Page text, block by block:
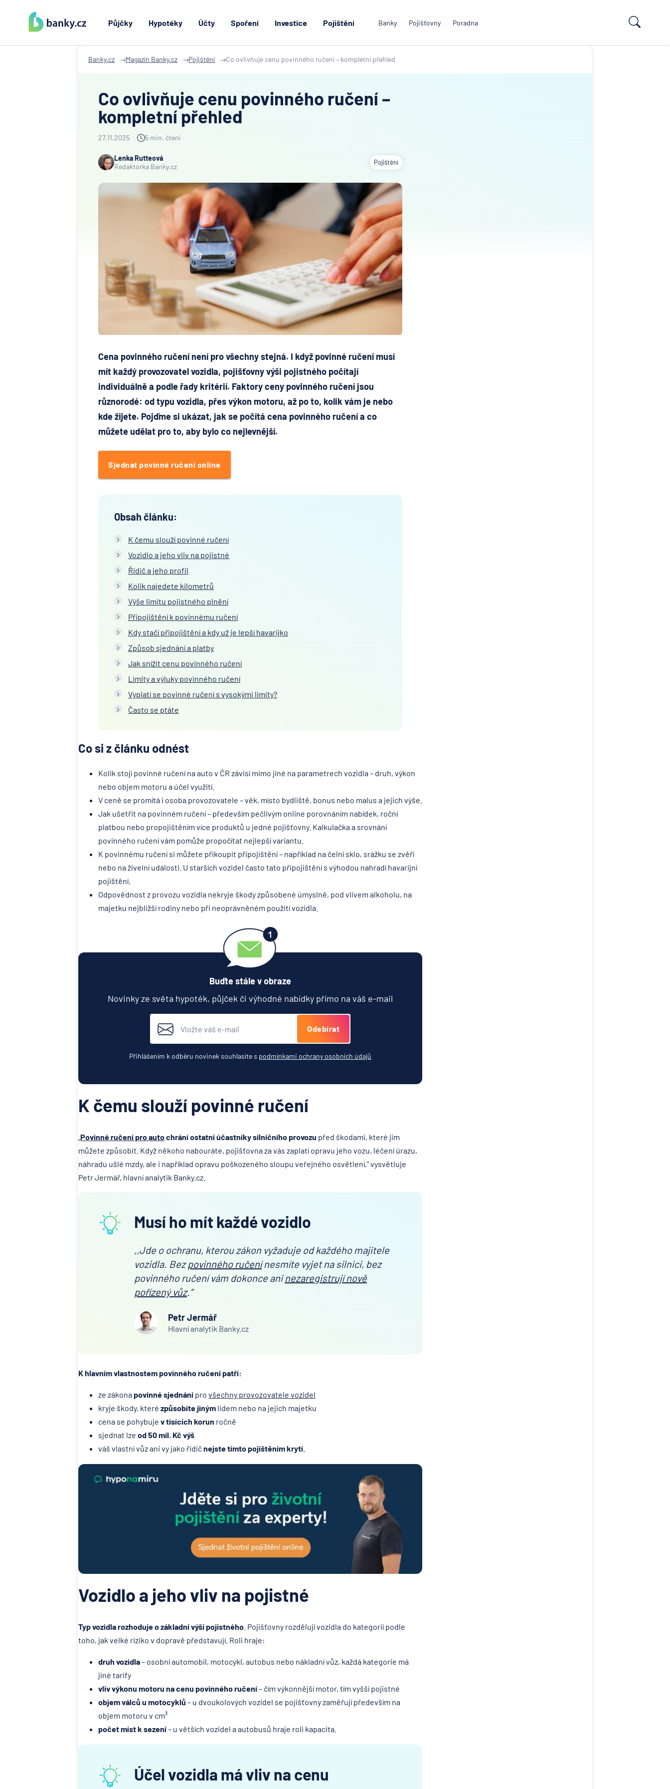
Půjčky Hypotéky Účty Spoření Investice Pojištění Banky Pojišťovny Poradna
Banky.cz Magazín Banky.cz Pojištění Co ovlivňuje cenu povinného ručení – kompletní přehled
Co ovlivňuje cenu povinného ručení –
kompletní přehled
27.11.2025 5 min. čtení
Lenka Rutteová
Redaktorka Banky.cz
Pojištění
Cena povinného ručení není pro všechny stejná. I když povinné ručení musí
mít každý provozovatel vozidla, pojišťovny výši pojistného počítají
individuálně a podle řady kritérií. Faktory ceny povinného ručení jsou
různorodé: od typu vozidla, přes výkon motoru, až po to, kolik vám je nebo
kde žijete. Pojďme si ukázat, jak se počítá cena povinného ručení a co
můžete udělat pro to, aby bylo co nejlevnější.
Sjednat povinné ručení online
Obsah článku:
K čemu slouží povinné ručení
Vozidlo a jeho vliv na pojistné
Řidič a jeho profil
Kolik najedete kilometrů
Výše limitu pojistného plnění
Připojištění k povinnému ručení
Kdy stačí připojištění a kdy už je lepší havarijko
Způsob sjednání a platby
Jak snížit cenu povinného ručení
Limity a výluky povinného ručení
Vyplatí se povinné ručení s vysokými limity?
Často se ptáte
Co si z článku odnést
Kolik stojí povinné ručení na auto v ČR závisí mimo jiné na parametrech vozidla – druh, výkon
nebo objem motoru a účel využití.
V ceně se promítá i osoba provozovatele – věk, místo bydliště, bonus nebo malus a jejich výše.
Jak ušetřit na povinném ručení – především pečlivým online porovnáním nabídek, roční
platbou nebo propojištěním více produktů u jedné pojišťovny. Kalkulačka a srovnání
povinného ručení vám pomůže propočítat nejlepší variantu.
K povinnému ručení si můžete přikoupit připojištění – například na čelní sklo, srážku se zvěří
nebo na živelní události. U starších vozidel často tato připojištění s výhodou nahradí havarijní
pojištění.
Odpovědnost z provozu vozidla nekryje škody způsobené úmyslně, pod vlivem alkoholu, na
majetku nejbližší rodiny nebo při neoprávněném použití vozidla.
Buďte stále v obraze
Novinky ze světa hypoték, půjček či výhodné nabídky přímo na váš e-mail
Odebírat
Přihlášením k odběru novinek souhlasíte s podmínkami ochrany osobních údajů
K čemu slouží povinné ručení
„Povinné ručení pro autochrání ostatní účastníky silničního provozu před škodami, které jim
můžete způsobit. Když někoho nabouráte, pojišťovna za vás zaplatí opravu jeho vozu, léčení úrazu,
náhradu ušlé mzdy, ale i například opravu poškozeného sloupu veřejného osvětlení," vysvětluje
Petr Jermář, hlavní analytik Banky.cz.
Musí ho mít každé vozidlo
,,Jde o ochranu, kterou zákon vyžaduje od každého majitele
vozidla. Bezpovinného ručenínesmíte vyjet na silnici, bez
povinného ručení vám dokonce aninezaregistrují nově
pořízený vůz.”
Petr Jermář
Hlavní analytik Banky.cz
K hlavním vlastnostem povinného ručení patří:
ze zákona povinné sjednání pro všechny provozovatele vozidel
kryje škody, které způsobíte jiným lidem nebo na jejich majetku
cena se pohybuje v tisících korun ročně
sjednat lze od 50 mil. Kč výš
váš vlastní vůz ani vy jako řidičnejste tímto pojištěním krytí
Vozidlo a jeho vliv na pojistné
Typ vozidla rozhoduje o základní výši pojistného . Pojišťovny rozdělují vozidla do kategorií podle
toho, jak velké riziko v dopravě představují. Roli hraje:
druh vozidla– osobní automobil, motocykl, autobus nebo nákladní vůz, každá kategorie má
jiné tarify
vliv výkonu motoru na cenu povinného ručení– čím výkonnější motor, tím vyšší pojistné
objem válců u motocyklů – u dvoukolových vozidel se pojišťovny zaměřují především na
objem motoru v cm³
počet míst k sezení– u větších vozidel a autobusů hraje roli kapacita.
Účel vozidla má vliv na cenu